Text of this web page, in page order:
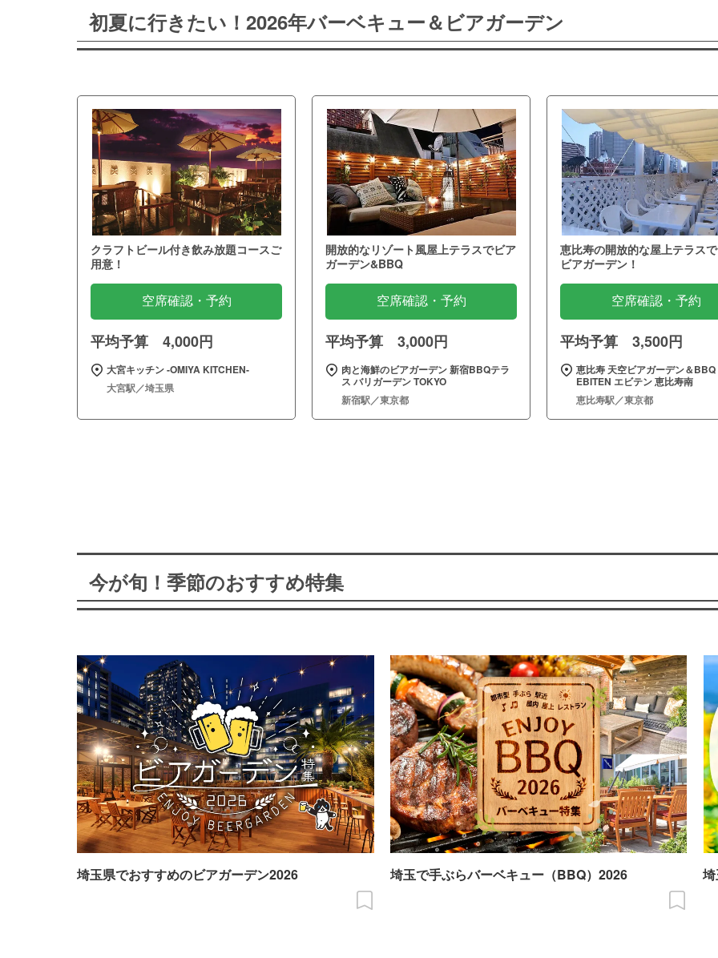
初夏に行きたい！2026年バーベキュー＆ビアガーデン
クラフトビール付き飲み放題コースご
用意！
空席確認・予約
平均予算 4,000円
大宮キッチン ‐OMIYA KITCHEN‐
大宮駅／埼玉県
開放的なリゾート風屋上テラスでビア
ガーデン&BBQ
空席確認・予約
平均予算 3,000円
肉と海鮮のビアガーデン 新宿BBQテラ
ス バリガーデン TOKYO
新宿駅／東京都
恵比寿の開放的な屋上テラス
ビアガーデン！
空席確認・予約
平均予算 3,500円
恵比寿 天空ビアガーデン＆BBQ
EBITEN エビテン 恵比寿南
恵比寿駅／東京都
今が旬！季節のおすすめ特集
埼玉県でおすすめのビアガーデン2026 埼玉で手ぶらバーベキュー（BBQ）2026